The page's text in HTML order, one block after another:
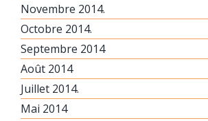
Novembre 2014.
Octobre 2014.
Septembre 2014
Août 2014
Juillet 2014.
Mai 2014